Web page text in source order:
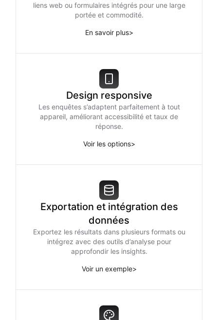
liens web ou formulaires intégrés pour une large
portée et commodité.
En savoir plus>
Design responsive
Les enquêtes s’adaptent parfaitement à tout
appareil, améliorant accessibilité et taux de
réponse.
Voir les options>
Exportation et intégration des
données
Exportez les résultats dans plusieurs formats ou
intégrez avec des outils d’analyse pour
approfondir les insights.
Voir un exemple>